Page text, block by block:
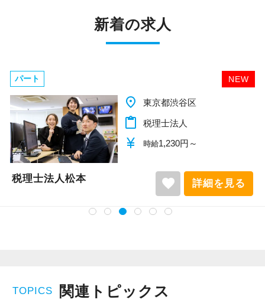
新着の求人
NEW
パート
place 千葉県柏市
content_paste 税理士法人
currency_yen 時給1,140円～
税理士法人松本 favorite 詳細を見る
TOPICS 関連トピックス